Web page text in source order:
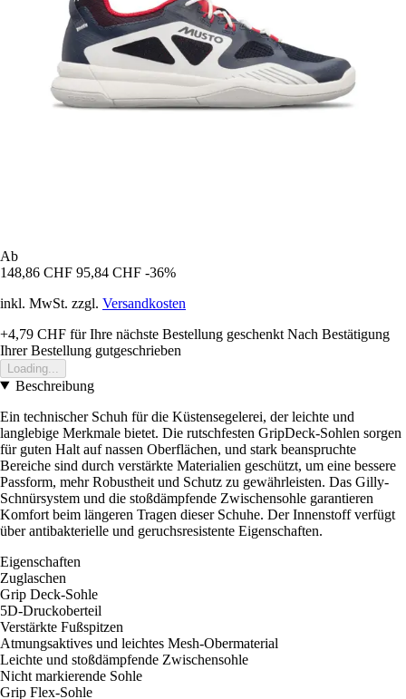
Ab
148,86 CHF 95,84 CHF -36%
inkl. MwSt. zzgl. Versandkosten
+4,79 CHF für Ihre nächste Bestellung geschenkt Nach Bestätigung
Ihrer Bestellung gutgeschrieben
Loading...
Beschreibung
Ein technischer Schuh für die Küstensegelerei, der leichte und
langlebige Merkmale bietet. Die rutschfesten GripDeck-Sohlen sorgen
für guten Halt auf nassen Oberflächen, und stark beanspruchte
Bereiche sind durch verstärkte Materialien geschützt, um eine bessere
Passform, mehr Robustheit und Schutz zu gewährleisten. Das Gilly-
Schnürsystem und die stoßdämpfende Zwischensohle garantieren
Komfort beim längeren Tragen dieser Schuhe. Der Innenstoff verfügt
über antibakterielle und geruchsresistente Eigenschaften.
Eigenschaften
Zuglaschen
Grip Deck-Sohle
5D-Druckoberteil
Verstärkte Fußspitzen
Atmungsaktives und leichtes Mesh-Obermaterial
Leichte und stoßdämpfende Zwischensohle
Nicht markierende Sohle
Grip Flex-Sohle